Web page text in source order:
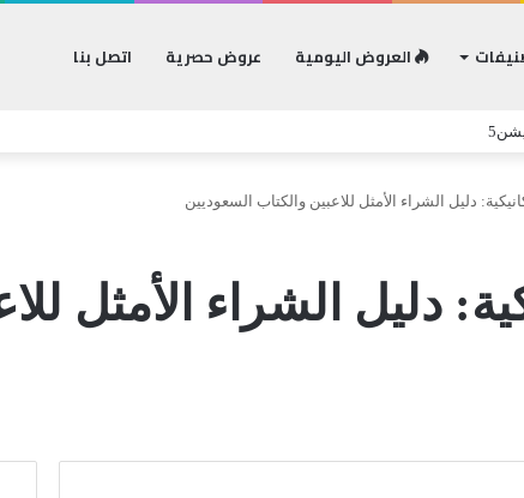
العروض اليومية عروض حصرية اتصل بنا
دليل الشراء الأمثل للاعبين والكتاب السعوديين
دليل الشراء الأمثل